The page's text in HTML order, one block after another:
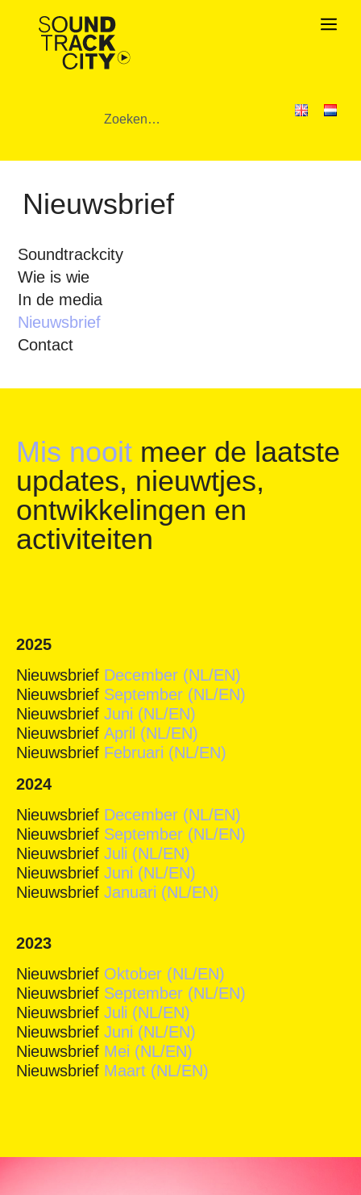
Nieuwsbrief
Soundtrackcity
Wie is wie
In de media
Nieuwsbrief
Contact
Mis nooit meer de laatste
updates, nieuwtjes,
ontwikkelingen en
activiteiten
2025
Nieuwsbrief December (NL/EN)
Nieuwsbrief September (NL/EN)
Nieuwsbrief Juni (NL/EN)
Nieuwsbrief April (NL/EN)
Nieuwsbrief Februari (NL/EN)
2024
Nieuwsbrief December (NL/EN)
Nieuwsbrief September (NL/EN)
Nieuwsbrief Juli (NL/EN)
Nieuwsbrief Juni (NL/EN)
Nieuwsbrief Januari (NL/EN)
2023
Nieuwsbrief Oktober (NL/EN)
Nieuwsbrief September (NL/EN)
Nieuwsbrief Juli (NL/EN)
Nieuwsbrief Juni (NL/EN)
Nieuwsbrief Mei (NL/EN)
Nieuwsbrief Maart (NL/EN)